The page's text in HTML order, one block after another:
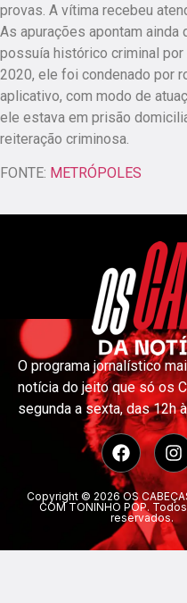
provas. A vítima recebeu
As apurações apontam
possuía histórico criminal
2020, ele foi condenado por
aplicativo, com modo de
ele estava em prisão
reiteração criminosa.
FONTE: METRÓPOLES
O programa jornalístico
notícia do jeito que só os
segunda a sexta, das 12h
Copyright © 2026 OS
COM TONINHO POP.
reservados.